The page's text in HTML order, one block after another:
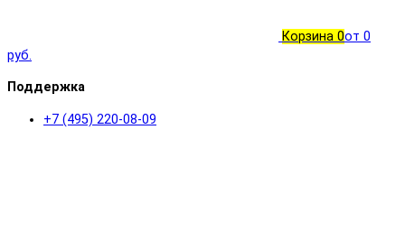
Корзина 0от 0
руб.
Поддержка
+7 (495) 220-08-09